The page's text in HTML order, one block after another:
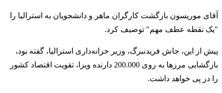
آقای موریسون بازگشت کارگران ماهر و دانشجویان به استرالیا را
"یک نقطه عطف مهم" توصیف کرد.
پیش از این، جاش فریدنبرگ، وزیر خزانه‌داری استرالیا، گفته بود،
بازگشایی مرزها به روی 200.000 دارنده ویزا، تقویت اقتصاد کشور
را در پی خواهد داشت.